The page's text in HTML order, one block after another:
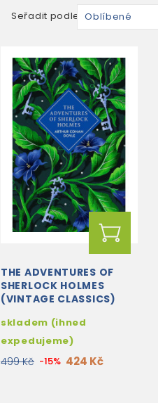
Seřadit podle: Oblíbené
THE ADVENTURES OF
SHERLOCK HOLMES
(VINTAGE CLASSICS)
skladem (ihned
expedujeme)
499 Kč -15% 424 Kč